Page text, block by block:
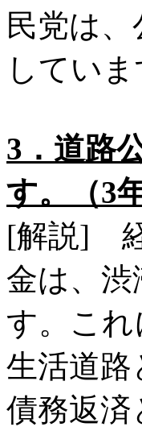
民党は
していま
3．道路
す。（3
[解説] 経
金は、
す。こ
生活道
債務返済